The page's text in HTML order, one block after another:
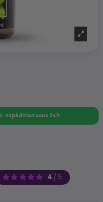
Expédition sous 24h
4 / 5